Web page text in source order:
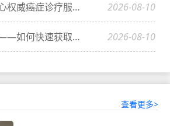
美国安德森癌症中心权威癌症诊疗服务全球患者信赖之选 2026-08-10
克利夫兰诊所官网——如何快速获取官方信息？ 2026-08-10
查看更多>